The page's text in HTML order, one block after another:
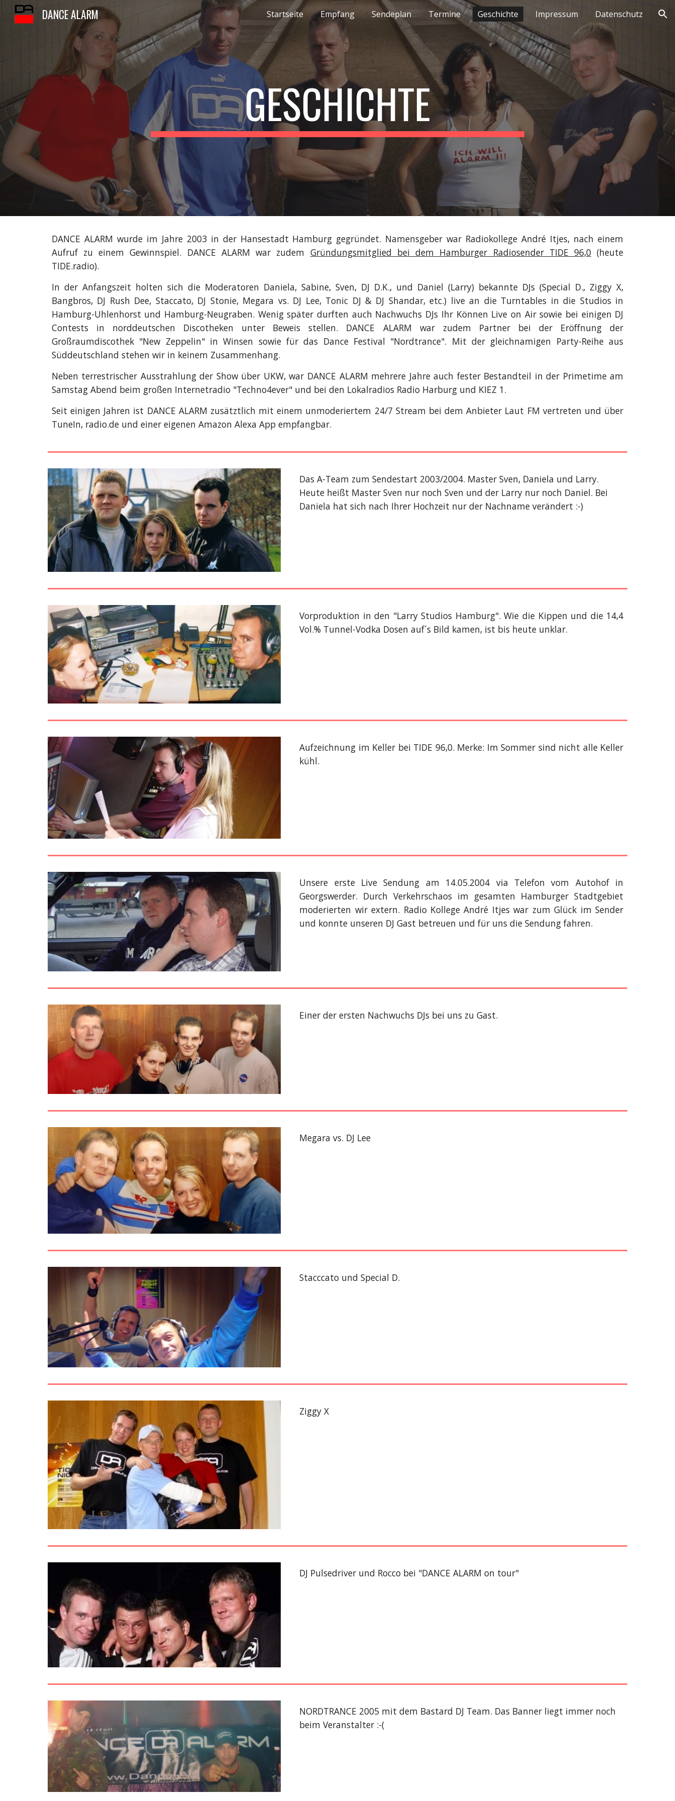
Skip to main content Skip to navigation
DANCE ALARM Startseite Empfang Sendeplan Termine Geschichte Impressum Datenschutz
GESCHICHTE
DANCE ALARM wurde im Jahre 2003 in der Hansestadt Hamburg gegründet. Namensgeber war Radiokollege André Itjes, nach einem
Aufruf zu einem Gewinnspiel. DANCE ALARM war zudem Gründungsmitglied bei dem Hamburger Radiosender TIDE 96,0 (heute
TIDE.radio).
In der Anfangszeit holten sich die Moderatoren Daniela, Sabine, Sven, DJ D.K., und Daniel (Larry) bekannte DJs (Special D., Ziggy X,
Bangbros, DJ Rush Dee, Staccato, DJ Stonie, Megara vs. DJ Lee, Tonic DJ & DJ Shandar, etc.) live an die Turntables in die Studios in
Hamburg-Uhlenhorst und Hamburg-Neugraben. Wenig später durften auch Nachwuchs DJs Ihr Können Live on Air sowie bei einigen DJ
Contests in norddeutschen Discotheken unter Beweis stellen. DANCE ALARM war zudem Partner bei der Eröffnung der
Großraumdiscothek "New Zeppelin" in Winsen sowie für das Dance Festival "Nordtrance". Mit der gleichnamigen Party-Reihe aus
Süddeutschland stehen wir in keinem Zusammenhang.
Neben terrestrischer Ausstrahlung der Show über UKW, war DANCE ALARM mehrere Jahre auch fester Bestandteil in der Primetime am
Samstag Abend beim großen Internetradio "Techno4ever" und bei den Lokalradios Radio Harburg und KIEZ 1.
Seit einigen Jahren ist DANCE ALARM zusätztlich mit einem unmoderiertem 24/7 Stream bei dem Anbieter Laut FM vertreten und über
TuneIn, radio.de und einer eigenen Amazon Alexa App empfangbar.
Das A-Team zum Sendestart 2003/2004. Master Sven, Daniela und Larry.
Heute heißt Master Sven nur noch Sven und der Larry nur noch Daniel. Bei
Daniela hat sich nach Ihrer Hochzeit nur der Nachname verändert :-)
Vorproduktion in den "Larry Studios Hamburg". Wie die Kippen und die 14,4
Vol.% Tunnel-Vodka Dosen auf´s Bild kamen, ist bis heute unklar.
Aufzeichnung im Keller bei TIDE 96,0. Merke: Im Sommer sind nicht alle Keller
kühl.
Unsere erste Live Sendung am 14.05.2004 via Telefon vom Autohof in
Georgswerder. Durch Verkehrschaos im gesamten Hamburger Stadtgebiet
moderierten wir extern. Radio Kollege André Itjes war zum Glück im Sender
und konnte unseren DJ Gast betreuen und für uns die Sendung fahren.
Einer der ersten Nachwuchs DJs bei uns zu Gast.
Megara vs. DJ Lee
Stacccato und Special D.
Ziggy X
DJ Pulsedriver und Rocco bei "DANCE ALARM on tour"
NORDTRANCE 2005 mit dem Bastard DJ Team. Das Banner liegt immer noch
beim Veranstalter :-(